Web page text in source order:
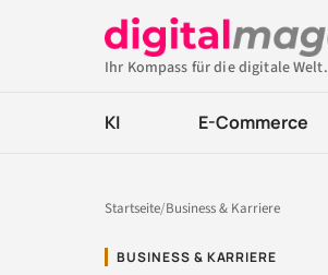
Ihr Kompass für die digitale Welt.
KI E-Commerce
Startseite/Business & Karriere
BUSINESS & KARRIERE